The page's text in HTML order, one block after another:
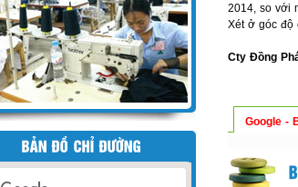
2014, so với
Xét ở góc độ
Cty Đồng
Google -